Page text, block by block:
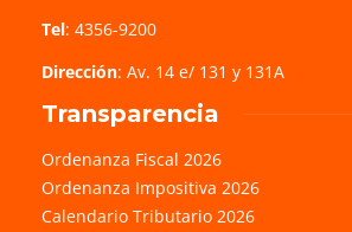
Tel: 4356-9200
Dirección: Av. 14 e/ 131 y 131A
Transparencia
Ordenanza Fiscal 2026
Ordenanza Impositiva 2026
Calendario Tributario 2026